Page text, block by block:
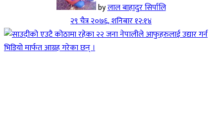
byलाल बाहादुर सिर्पालि
२९ चैत्र २०७६, शनिबार १२:१४